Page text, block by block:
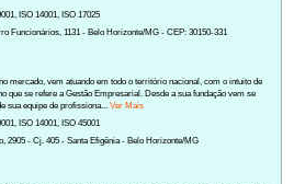
ISO 14001, ISO 17025
Funcionários, 1131 - Belo Horizonte/MG - CEP: 30150-331
mercado, vem atuando em todo o território nacional, com o intuito de
que se refere a Gestão Empresarial. Desde a sua fundação vem se
sua equipe de profissiona...Ver Mais
ISO 14001, ISO 45001
2905 - Cj. 405 - Santa Efigênia - Belo Horizonte/MG